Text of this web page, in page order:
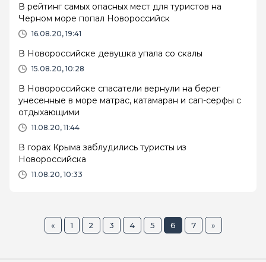
В рейтинг самых опасных мест для туристов на
Черном море попал Новороссийск
16.08.20, 19:41
В Новороссийске девушка упала со скалы
15.08.20, 10:28
В Новороссийске спасатели вернули на берег
унесенные в море матрас, катамаран и сап-серфы с
отдыхающими
11.08.20, 11:44
В горах Крыма заблудились туристы из
Новороссийска
11.08.20, 10:33
« 1 2 3 4 5 6 7 »